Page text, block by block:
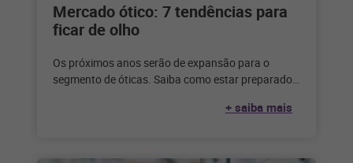
Mercado ótico: 7 tendências para
ficar de olho
Os próximos anos serão de expansão para o
segmento de óticas. Saiba como estar preparado
+ saiba mais